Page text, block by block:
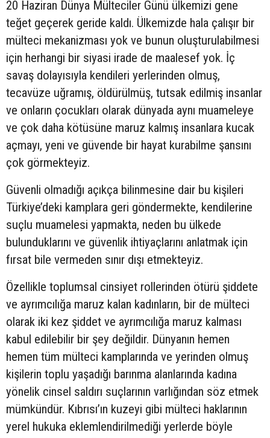
20 Haziran Dünya Mülteciler Günü ülkemizi gene
teğet geçerek geride kaldı. Ülkemizde hala çalışır bir
mülteci mekanizması yok ve bunun oluşturulabilmesi
için herhangi bir siyasi irade de maalesef yok. İç
savaş dolayısıyla kendileri yerlerinden olmuş,
tecavüze uğramış, öldürülmüş, tutsak edilmiş insanlar
ve onların çocukları olarak dünyada aynı muameleye
ve çok daha kötüsüne maruz kalmış insanlara kucak
açmayı, yeni ve güvende bir hayat kurabilme şansını
çok görmekteyiz.
Güvenli olmadığı açıkça bilinmesine dair bu kişileri
Türkiye’deki kamplara geri göndermekte, kendilerine
suçlu muamelesi yapmakta, neden bu ülkede
bulunduklarını ve güvenlik ihtiyaçlarını anlatmak için
fırsat bile vermeden sınır dışı etmekteyiz.
Özellikle toplumsal cinsiyet rollerinden ötürü şiddete
ve ayrımcılığa maruz kalan kadınların, bir de mülteci
olarak iki kez şiddet ve ayrımcılığa maruz kalması
kabul edilebilir bir şey değildir. Dünyanın hemen
hemen tüm mülteci kamplarında ve yerinden olmuş
kişilerin toplu yaşadığı barınma alanlarında kadına
yönelik cinsel saldırı suçlarının varlığından söz etmek
mümkündür. Kıbrısı’ın kuzeyi gibi mülteci haklarının
yerel hukuka eklemlendirilmediği yerlerde böyle